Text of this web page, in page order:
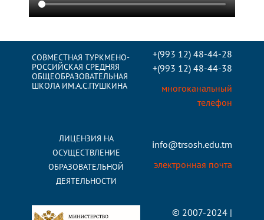
СОВМЕСТНАЯ ТУРКМЕНО-
РОССИЙСКАЯ СРЕДНЯЯ
ОБЩЕОБРАЗОВАТЕЛЬНАЯ
ШКОЛА ИМ.А.С.ПУШКИНА
ЛИЦЕНЗИЯ НА
ОСУЩЕСТВЛЕНИЕ
ОБРАЗОВАТЕЛЬНОЙ
ДЕЯТЕЛЬНОСТИ
+(993 12) 48-44-28
+(993 12) 48-44-38
многоканальный
телефон
info@trsosh.edu.tm
электронная почта
© 2007-2024 |